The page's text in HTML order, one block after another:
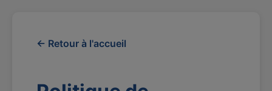
← Retour à l'accueil